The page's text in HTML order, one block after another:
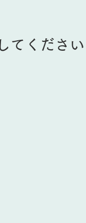
てください